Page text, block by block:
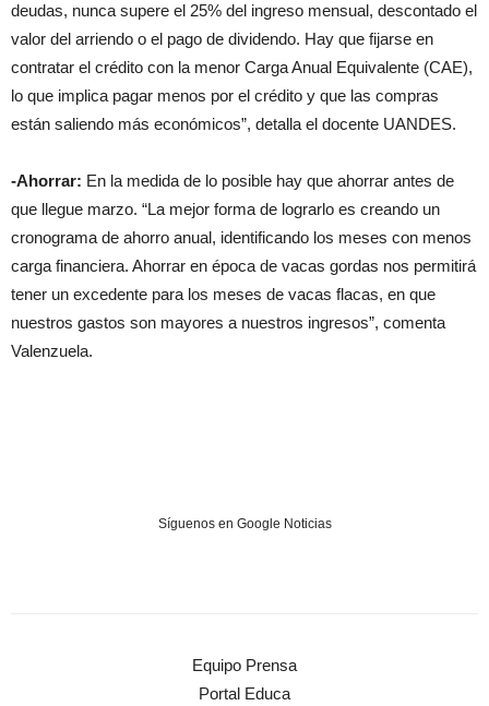
deudas, nunca supere el 25% del ingreso mensual, descontado el
valor del arriendo o el pago de dividendo. Hay que fijarse en
contratar el crédito con la menor Carga Anual Equivalente (CAE),
lo que implica pagar menos por el crédito y que las compras
están saliendo más económicos”, detalla el docente UANDES.
-Ahorrar: En la medida de lo posible hay que ahorrar antes de
que llegue marzo. “La mejor forma de lograrlo es creando un
cronograma de ahorro anual, identificando los meses con menos
carga financiera. Ahorrar en época de vacas gordas nos permitirá
tener un excedente para los meses de vacas flacas, en que
nuestros gastos son mayores a nuestros ingresos”, comenta
Valenzuela.
Síguenos en Google Noticias
Equipo Prensa
Portal Educa